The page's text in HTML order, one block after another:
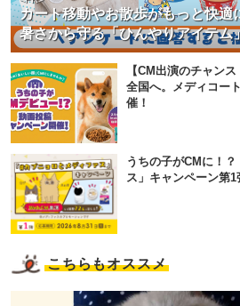
カート移動やお散歩がもっと快適
暑さから守る「ひんやりアイテム
【CM出演のチャン
全国へ。メディコー
催！
うちの子がCMに！
ス」キャンペーン第1
こちらもオススメ
PECOアプリをダウンロー
アプリで開く